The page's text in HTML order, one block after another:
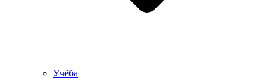
Учёба